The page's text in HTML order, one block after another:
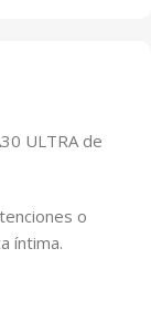
ULTRA de
o
íntima.